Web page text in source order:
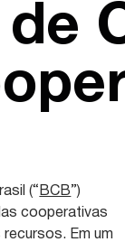
(“ BCB”)
cooperativas
Em um